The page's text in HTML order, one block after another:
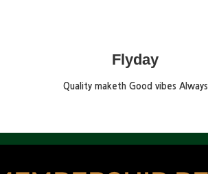
Flyday
Quality maketh Good vibes Always